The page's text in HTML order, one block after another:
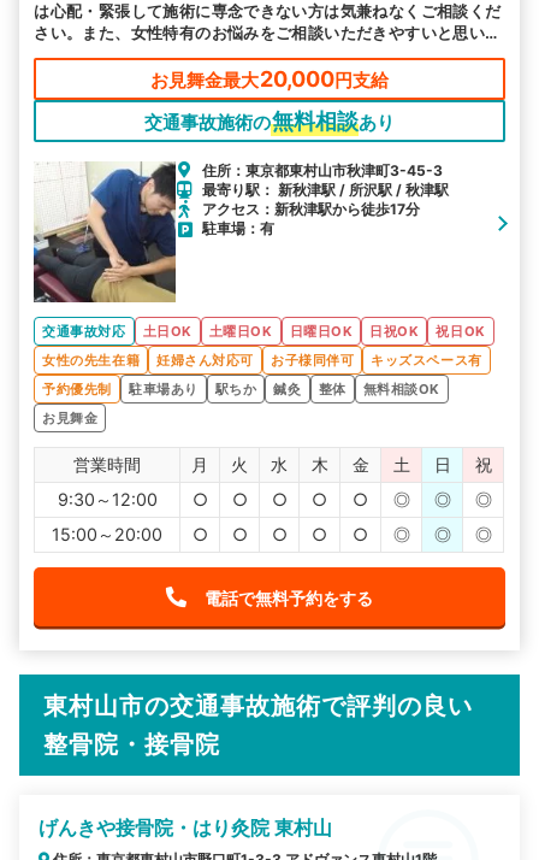
は心配・緊張して施術に専念できない方は気兼ねなくご相談くだ
さい。また、女性特有のお悩みをご相談いただきやすいと思いま
す。
お見舞金最大20,000円支給
交通事故施術の無料相談あり
住所：東京都東村山市秋津町3-45-3
最寄り駅： 新秋津駅 / 所沢駅 / 秋津駅
アクセス：新秋津駅から徒歩17分
駐車場：有
交通事故対応 土日OK 土曜日OK 日曜日OK 日祝OK
祝日OK
女性の先生在籍
妊婦さん対応可 お子様同伴可
キッズスペース有
予約優先制
駐車場あり 駅ちか 鍼灸 整体
無料相談OK
お見舞金
営業時間 月 火 水 木 金 土 日
祝
9:30～12:00
○ ○ ○ ○ ○ ◎ ◎
◎
15:00～20:00
○ ○ ○ ○ ○ ◎ ◎ ◎
電話で無料予約をする
東村山市の交通事故施術で評判の良い
整骨院・接骨院
げんきや接骨院・はり灸院 東村山